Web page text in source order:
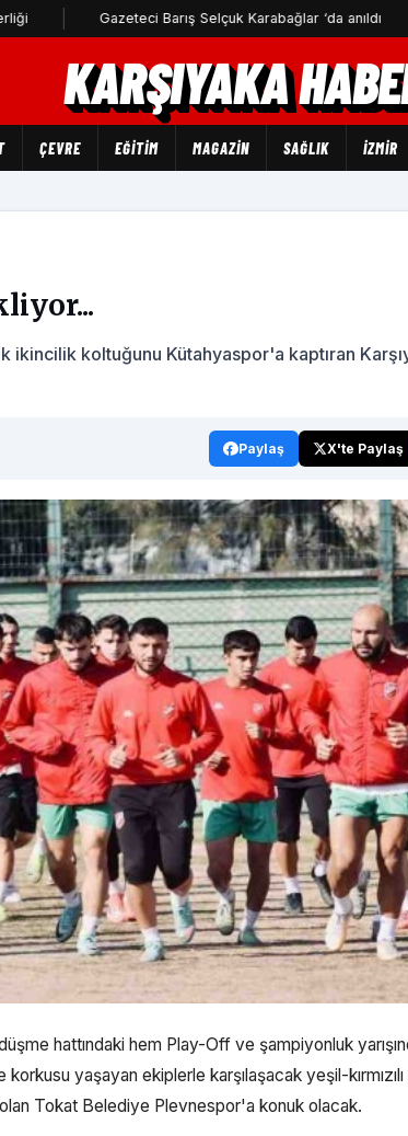
Gazeteci Barış Selçuk Karabağlar ‘da anıldı
KARŞIYAKA
ÇEVRE EĞİTİM MAGAZİN SAĞLIK İZMİR
koltuğunu Kütahyaspor'a kaptıran
Paylaş X'te Paylaş
hattındaki hem Play-Off ve şampiyonluk
yaşayan ekiplerle karşılaşacak yeşil-
Tokat Belediye Plevnespor'a konuk olacak.